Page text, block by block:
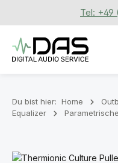
Zum Hauptinhalt springen
Tel: +49
Du bist hier: Home
Equalizer
Bildergalerie überspringen